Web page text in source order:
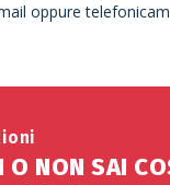
oppure
NON SAI